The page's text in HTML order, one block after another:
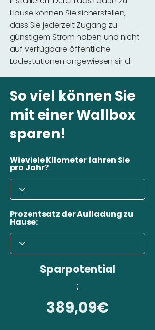
Hause können Sie sicherstellen,
dass Sie jederzeit Zugang zu
günstigem Strom haben und nicht
auf verfügbare öffentliche
Ladestationen angewiesen sind.
So viel können Sie
mit einer Wallbox
sparen!
Wieviele Kilometer fahren Sie
pro Jahr?
Prozentsatz der Aufladung zu
Hause:
Sparpotential
:
389,09€